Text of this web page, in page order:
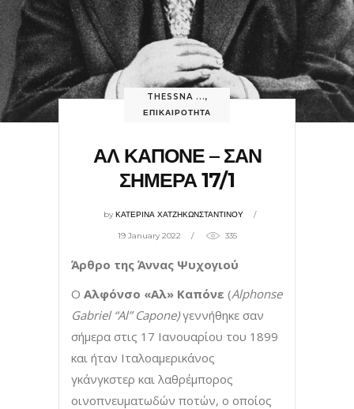
THESSNA ...,
ΕΠΙΚΑΙΡΟΤΗΤΑ
ΑΛ ΚΑΠΟΝΕ – ΣΑΝ
ΣΗΜΕΡΑ 17/1
byΚΑΤΕΡΙΝΑ ΧΑΤΖΗΚΩΝΣΤΑΝΤΙΝΟΥ
19 January 2022 335
Άρθρο της Άννας Ψυχογιού
Ο Αλφόνσο «Αλ» Καπόνε (Alphonse
Gabriel “Al” Capone)γεννήθηκε σαν
σήμερα στις 17 Ιανουαρίου του 1899
και ήταν Ιταλοαμερικάνος
γκάνγκστερ και λαθρέμπορος
οινοπνευματωδών ποτών, ο οποίος